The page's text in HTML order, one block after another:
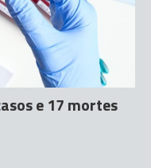
e 17 mortes